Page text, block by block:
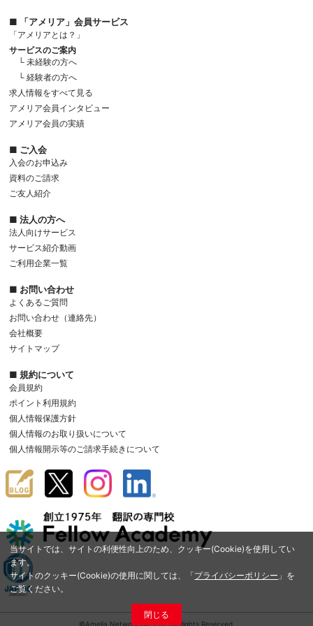
当サイトでは、サイトの利便性向上のため、クッキー(Cookie)を使用してい
ます。
サイトのクッキー(Cookie)の使用に関しては、「プライバシーポリシー 」を
ご覧ください。
閉じる
■ 「アメリア」会員サービス
「アメリアとは？」
サービスのご案内
└ 未経験の方へ
└ 経験者の方へ
求人情報をすべて見る
アメリア会員インタビュー
アメリア会員の実績
■ ご入会
入会のお申込み
資料のご請求
ご友人紹介
■ 法人の方へ
法人向けサービス
サービス紹介動画
ご利用企業一覧
■ お問い合わせ
よくあるご質問
お問い合わせ（連絡先）
会社概要
サイトマップ
■ 規約について
会員規約
ポイント利用規約
個人情報保護方針
個人情報のお取り扱いについて
個人情報開示等のご請求手続きについて
©Amelia Network Co.,Ltd. All Rights Reserved.